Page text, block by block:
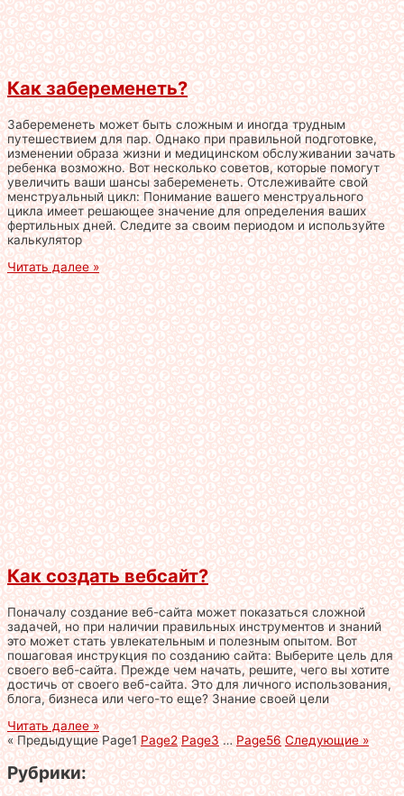
Как забеременеть?
Забеременеть может быть сложным и иногда трудным
путешествием для пар. Однако при правильной подготовке,
изменении образа жизни и медицинском обслуживании зачать
ребенка возможно. Вот несколько советов, которые помогут
увеличить ваши шансы забеременеть. Отслеживайте свой
менструальный цикл: Понимание вашего менструального
цикла имеет решающее значение для определения ваших
фертильных дней. Следите за своим периодом и используйте
калькулятор
Читать далее »
Как создать вебсайт?
Поначалу создание веб-сайта может показаться сложной
задачей, но при наличии правильных инструментов и знаний
это может стать увлекательным и полезным опытом. Вот
пошаговая инструкция по созданию сайта: Выберите цель для
своего веб-сайта. Прежде чем начать, решите, чего вы хотите
достичь от своего веб-сайта. Это для личного использования,
блога, бизнеса или чего-то еще? Знание своей цели
Читать далее »
« Предыдущие Page1 Page2 Page3 … Page56 Следующие »
Рубрики: